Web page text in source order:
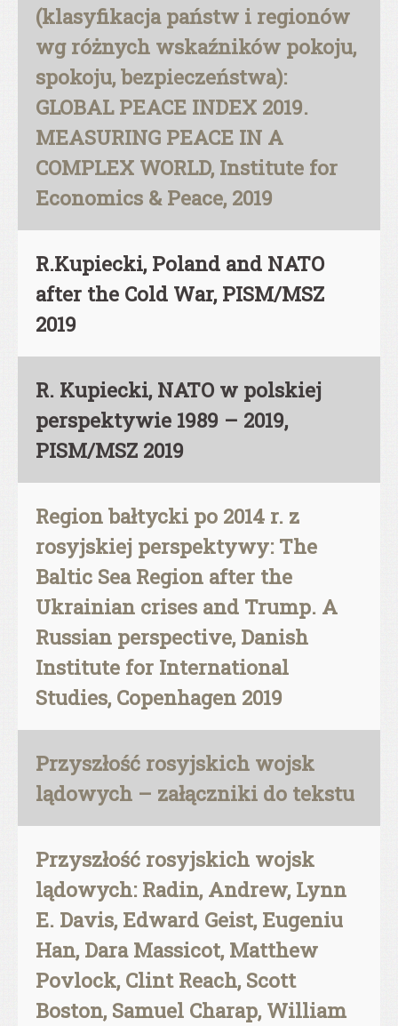
(klasyfikacja państw i regionów
wg różnych wskaźników pokoju,
spokoju, bezpieczeństwa):
GLOBAL PEACE INDEX 2019.
MEASURING PEACE IN A
COMPLEX WORLD, Institute for
Economics & Peace, 2019
R.Kupiecki, Poland and NATO
after the Cold War, PISM/MSZ
2019
R. Kupiecki, NATO w polskiej
perspektywie 1989 – 2019,
PISM/MSZ 2019
Region bałtycki po 2014 r. z
rosyjskiej perspektywy: The
Baltic Sea Region after the
Ukrainian crises and Trump. A
Russian perspective, Danish
Institute for International
Studies, Copenhagen 2019
Przyszłość rosyjskich wojsk
lądowych – załączniki do tekstu
Przyszłość rosyjskich wojsk
lądowych: Radin, Andrew, Lynn
E. Davis, Edward Geist, Eugeniu
Han, Dara Massicot, Matthew
Povlock, Clint Reach, Scott
Boston, Samuel Charap, William